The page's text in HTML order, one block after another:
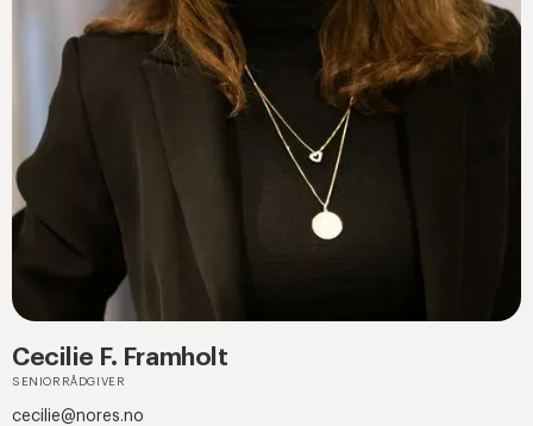
Cecilie F. Framholt
SENIORRÅDGIVER
cecilie@nores.no